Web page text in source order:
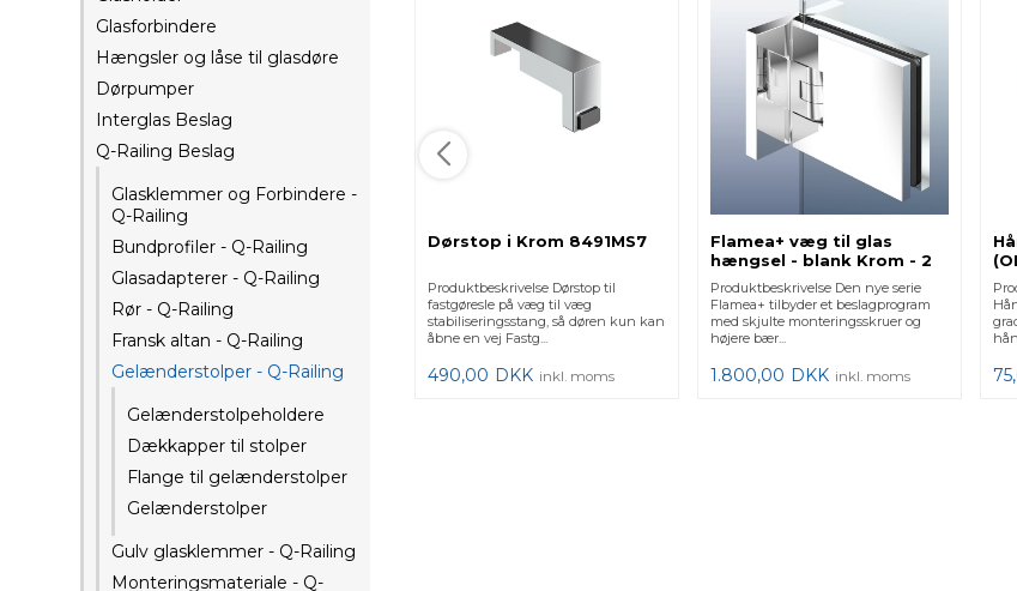
Glasforbindere
Hængsler og låse til glasdøre
Dørpumper
Interglas Beslag
Q-Railing Beslag
Glasklemmer og Forbindere -
Q-Railing
Bundprofiler - Q-Railing
Glasadapterer - Q-Railing
Rør - Q-Railing
Fransk altan - Q-Railing
Gelænderstolper - Q-Railing
Gelænderstolpeholdere
Dækkapper til stolper
Flange til gelænderstolper
Gelænderstolper
Gulv glasklemmer - Q-Railing
Monteringsmateriale - Q-
Dørstop i Krom 8491MS7
Produktbeskrivelse Dørstop til
fastgøresle på væg til væg
stabiliseringsstang, så døren kun kan
åbne en vej Fastg...
490,00 DKK inkl. moms
Flamea+ væg til glas
hængsel - blank Krom - 2
flanger - 2 stk.
Produktbeskrivelse Den nye serie
Flamea+ tilbyder et beslagprogram
med skjulte monteringsskruer og
højere bær...
1.800,00 DKK inkl. moms